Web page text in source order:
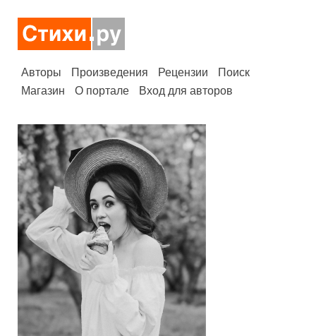
Авторы Произведения Рецензии
Поиск
Магазин
О портале Вход для авторов